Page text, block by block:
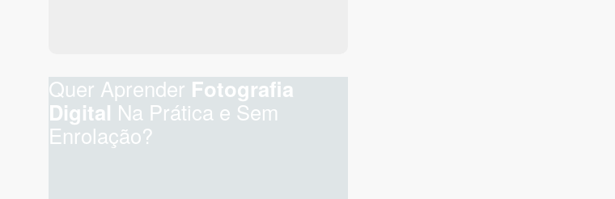
Quer Aprender Fotografia
Digital Na Prática e Sem
Enrolação?